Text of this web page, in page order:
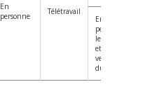
En
personne
Télétravail
En
personne
les 2ème
et 4ème
vendredis
du mois.